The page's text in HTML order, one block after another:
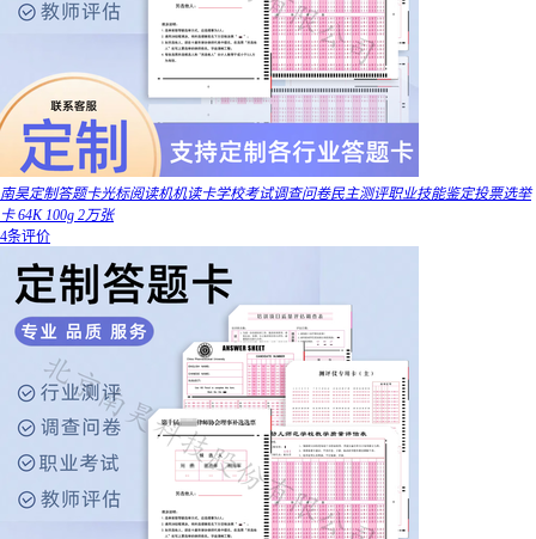
南昊定制答题卡光标阅读机机读卡学校考试调查问卷民主测评职业技能鉴定投票选举
卡 64K 100g 2万张
4条评价